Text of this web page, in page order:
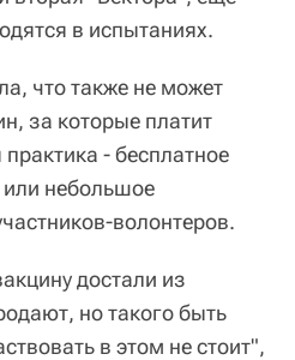
в испытаниях.
что также не может
за которые платит
- бесплатное
или небольшое
волонтеров.
достали из
но такого быть
в этом не стоит",